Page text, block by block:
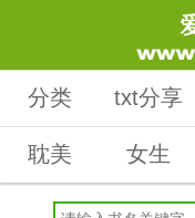
分类 txt分享
耽美 女生